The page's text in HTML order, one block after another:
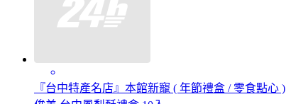
『台中特產名店』本館新寵 ( 年節禮盒 / 零食點心 )